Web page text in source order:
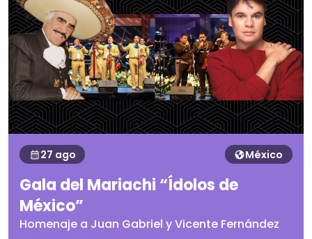
27 ago México
Gala del Mariachi “Ídolos de
México”
Homenaje a Juan Gabriel y Vicente Fernández